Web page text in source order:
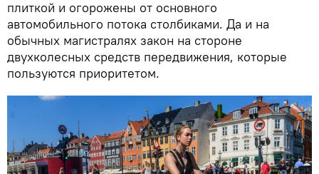
плиткой и огорожены от основного
автомобильного потока столбиками. Да и на
обычных магистралях закон на стороне
двухколесных средств передвижения, которые
пользуются приоритетом.